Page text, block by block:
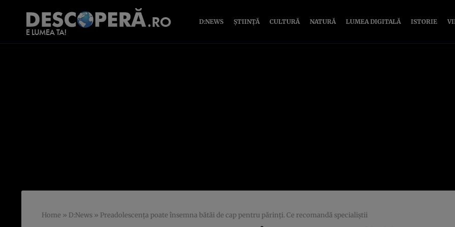
D:NEWS ȘTIINȚĂ CULTURĂ NATURĂ LUMEA DIGITALĂ ISTORIE
Home » D:News » Preadolescenţa poate însemna bătăi de cap pentru părinţi. Ce recomandă specialiştii